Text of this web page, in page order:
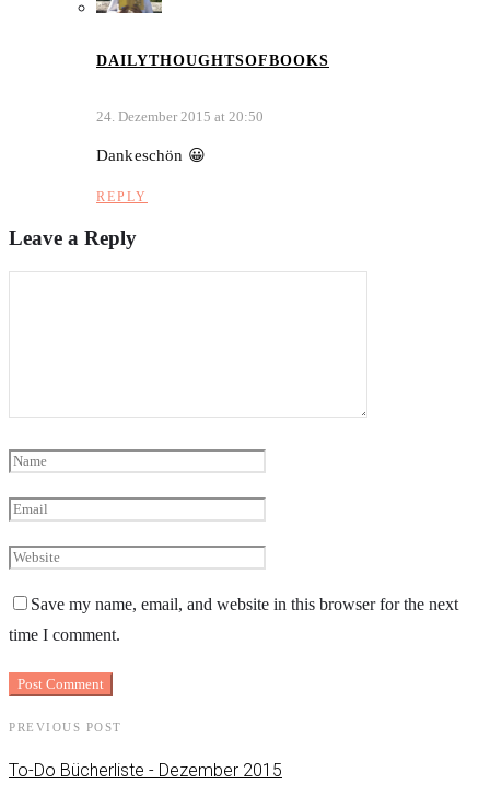
DAILYTHOUGHTSOFBOOKS
24. Dezember 2015 at 20:50
Dankeschön 😀
REPLY
Leave a Reply
Save my name, email, and website in this browser for the next
time I comment.
PREVIOUS POST
To-Do Bücherliste - Dezember 2015